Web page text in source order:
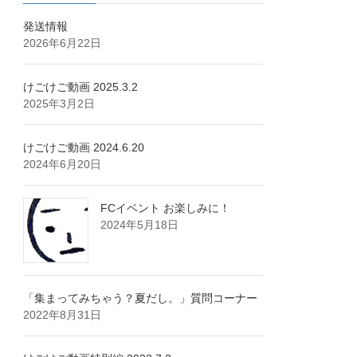
発送情報
2026年6月22日
けごけご動画 2025.3.2
2025年3月2日
けごけご動画 2024.6.20
2024年6月20日
FCイベント お楽しみに！
2024年5月18日
「集まってみちゃう？夏だし。」質問コーナー
2022年8月31日